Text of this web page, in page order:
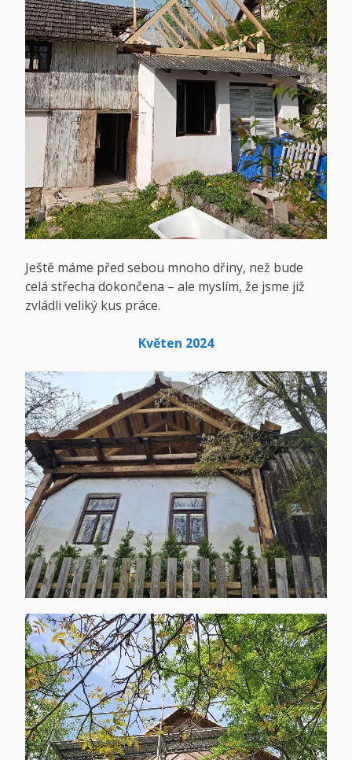
Ještě máme před sebou mnoho dřiny, než bude
celá střecha dokončena – ale myslím, že jsme již
zvládli veliký kus práce.
Květen 2024